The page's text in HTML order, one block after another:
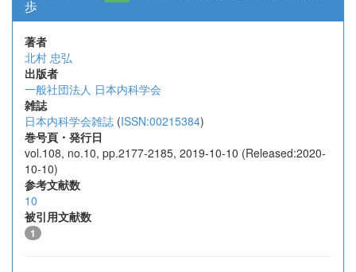
歩
著者
北村 忠弘
出版者
一般社団法人 日本内科学会
雑誌
日本内科学会雑誌 (ISSN:00215384)
巻号頁・発行日
vol.108, no.10, pp.2177-2185, 2019-10-10 (Released:2020-
10-10)
参考文献数
10
被引用文献数
1